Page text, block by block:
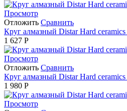
Просмотр
Отложить Сравнить
Круг алмазный Distar Hard
1 627 Р
Просмотр
Отложить Сравнить
Круг алмазный Distar Hard
1 980 Р
Просмотр